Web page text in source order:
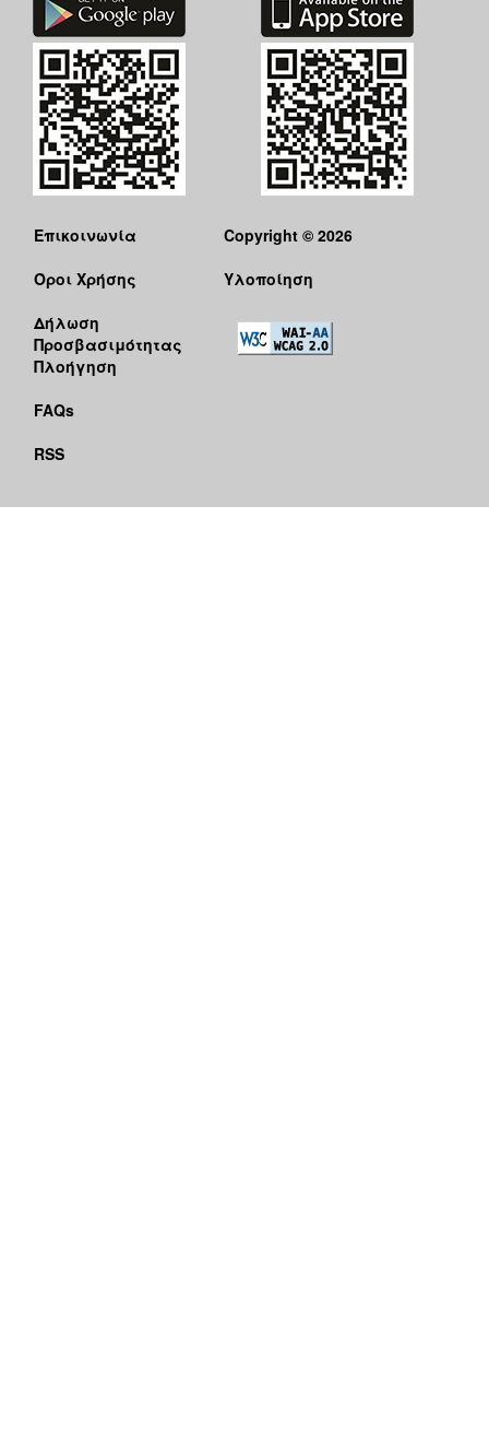
Επικοινωνία
Όροι Χρήσης
Δήλωση
Προσβασιμότητας
Πλοήγηση
FAQs
RSS
Copyright © 2026
Υλοποίηση